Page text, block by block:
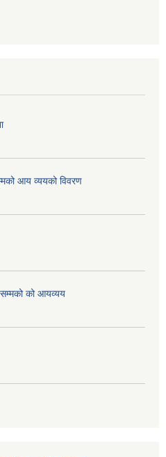
आय व्ययको विवरण
को आयव्यय